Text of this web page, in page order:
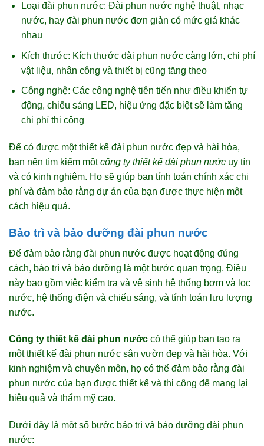
Loại đài phun nước: Đài phun nước nghệ thuật, nhạc
nước, hay đài phun nước đơn giản có mức giá khác
nhau
Kích thước: Kích thước đài phun nước càng lớn, chi phí
vật liệu, nhân công và thiết bị cũng tăng theo
Công nghệ: Các công nghệ tiên tiến như điều khiển tự
động, chiếu sáng LED, hiệu ứng đặc biệt sẽ làm tăng
chi phí thi công
Để có được một thiết kế đài phun nước đẹp và hài hòa,
bạn nên tìm kiếm mộtcông ty thiết kế đài phun nước uy tín
và có kinh nghiệm. Họ sẽ giúp bạn tính toán chính xác chi
phí và đảm bảo rằng dự án của bạn được thực hiện một
cách hiệu quả.
Bảo trì và bảo dưỡng đài phun nước
Để đảm bảo rằng đài phun nước được hoạt động đúng
cách, bảo trì và bảo dưỡng là một bước quan trọng. Điều
này bao gồm việc kiểm tra và vệ sinh hệ thống bơm và lọc
nước, hệ thống điện và chiếu sáng, và tính toán lưu lượng
nước.
Công ty thiết kế đài phun nước có thể giúp bạn tạo ra
một thiết kế đài phun nước sân vườn đẹp và hài hòa. Với
kinh nghiệm và chuyên môn, họ có thể đảm bảo rằng đài
phun nước của bạn được thiết kế và thi công để mang lại
hiệu quả và thẩm mỹ cao.
Dưới đây là một số bước bảo trì và bảo dưỡng đài phun
nước: